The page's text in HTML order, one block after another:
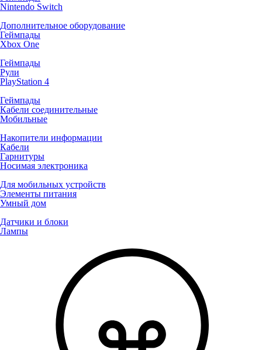
Nintendo Switch
Дополнительное оборудование
Геймпады
Xbox One
Геймпады
Рули
PlayStation 4
Геймпады
Кабели соединительные
Мобильные
Накопители информации
Кабели
Гарнитуры
Носимая электроника
Для мобильных устройств
Элементы питания
Умный дом
Датчики и блоки
Лампы